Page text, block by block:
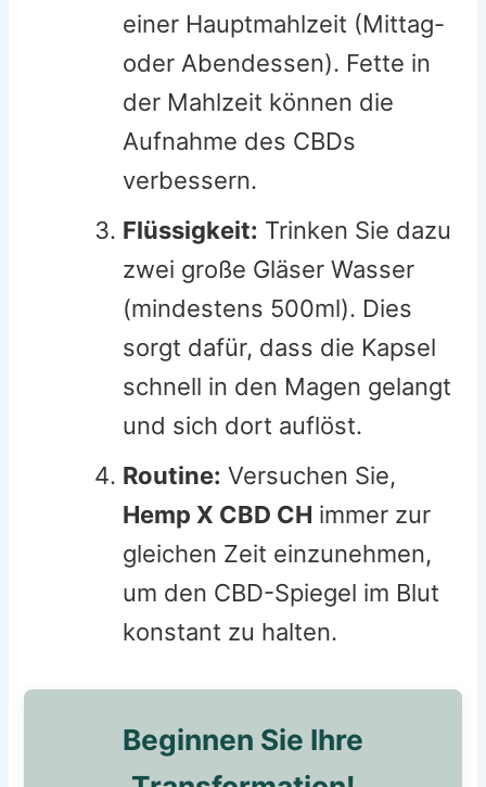
einer Hauptmahlzeit (Mittag-
oder Abendessen). Fette in
der Mahlzeit können die
Aufnahme des CBDs
verbessern.
Flüssigkeit: Trinken Sie dazu
zwei große Gläser Wasser
(mindestens 500ml). Dies
sorgt dafür, dass die Kapsel
schnell in den Magen gelangt
und sich dort auflöst.
Routine: Versuchen Sie,
Hemp X CBD CH immer zur
gleichen Zeit einzunehmen,
um den CBD-Spiegel im Blut
konstant zu halten.
Beginnen Sie Ihre